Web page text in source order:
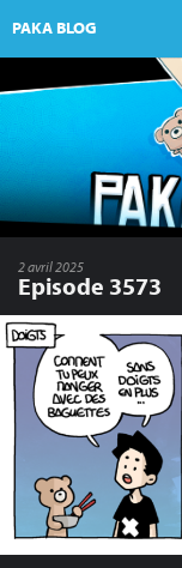
PAKA BLOG
2 avril 2025
Episode 3573